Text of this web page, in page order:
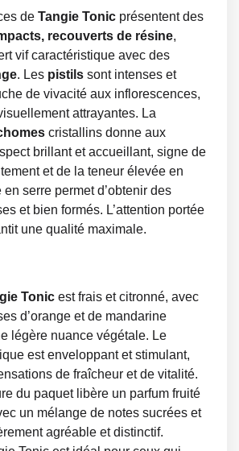
de Tangie Tonic présentent des
recouverts de résine,
vif caractéristique avec des
. Les pistils sont intenses et
de vivacité aux inflorescences,
attrayantes. La
cristallins donne aux
brillant et accueillant, signe de
et de la teneur élevée en
en serre permet d’obtenir des
et bien formés. L’attention portée
une qualité maximale.
Tonic est frais et citronné, avec
d’orange et de mandarine
légère nuance végétale. Le
est enveloppant et stimulant,
de fraîcheur et de vitalité.
du paquet libère un parfum fruité
un mélange de notes sucrées et
agréable et distinctif.